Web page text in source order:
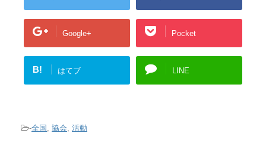
Google+ Pocket
B! はてブ LINE
-全国 , 協会, 活動